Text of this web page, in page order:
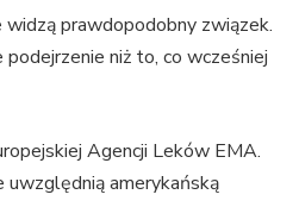
prawdopodobny związek.
niż to, co wcześniej
Agencji Leków EMA.
uwzględnią amerykańską